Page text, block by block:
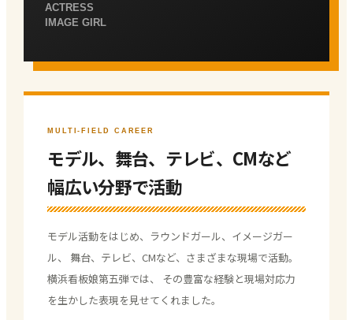
ACTRESS
IMAGE GIRL
MULTI-FIELD CAREER
モデル、舞台、テレビ、CMなど
幅広い分野で活動
モデル活動をはじめ、ラウンドガール、イメージガー
ル、 舞台、テレビ、CMなど、さまざまな現場で活動。
横浜看板娘第五弾では、 その豊富な経験と現場対応力
を生かした表現を見せてくれました。